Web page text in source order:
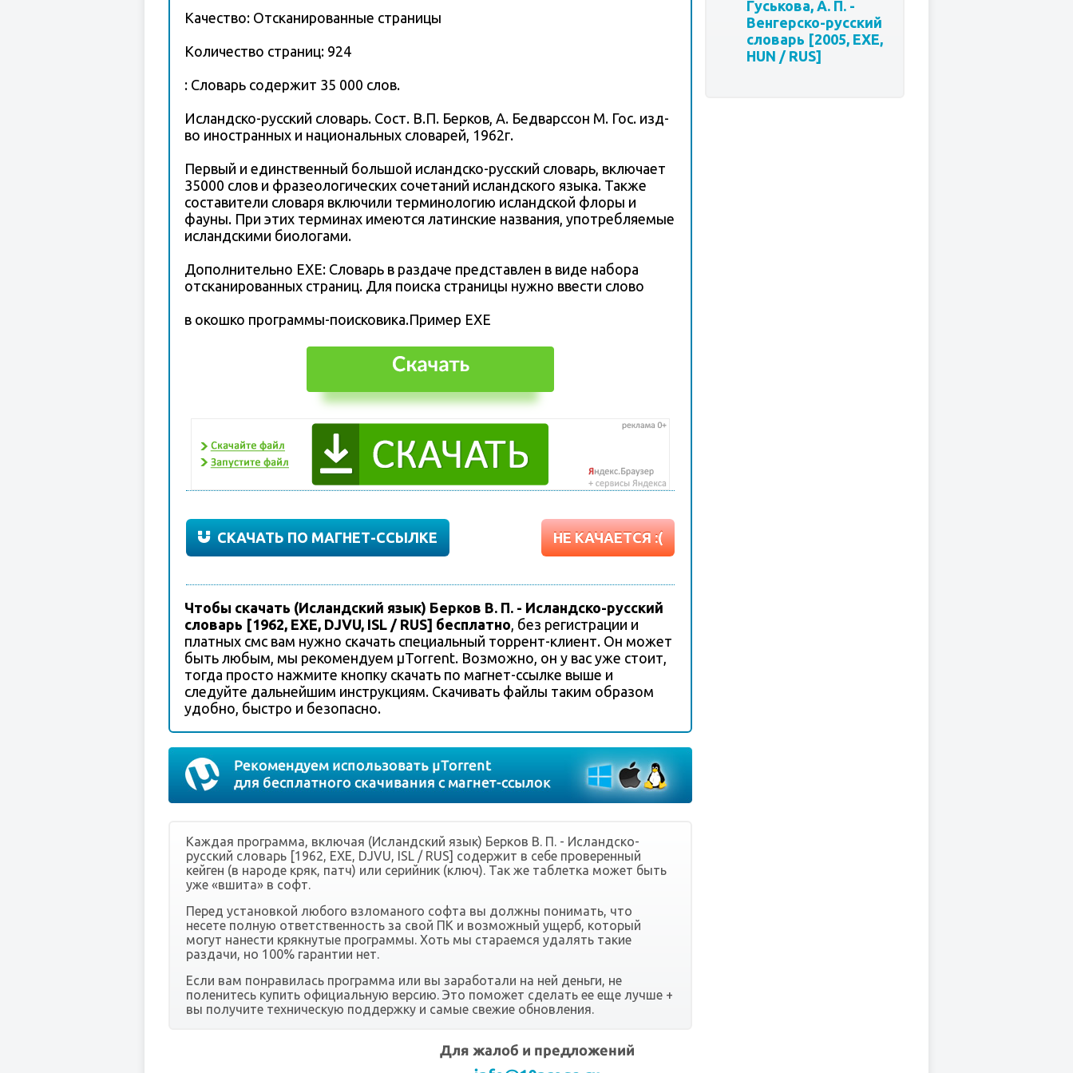
Качество: Отсканированные страницы
Количество страниц: 924
: Словарь содержит 35 000 слов.
Исландско-русский словарь. Сост. В.П. Берков, А. Бедварссон М. Гос. изд-
во иностранных и национальных словарей, 1962г.
Первый и единственный большой исландско-русский словарь, включает
35000 слов и фразеологических сочетаний исландского языка. Также
составители словаря включили терминологию исландской флоры и
фауны. При этих терминах имеются латинские названия, употребляемые
исландскими биологами.
Дополнительно EXE: Словарь в раздаче представлен в виде набора
отсканированных страниц. Для поиска страницы нужно ввести слово
в окошко программы-поисковика.Пример EXE
СКАЧАТЬ ПО МАГНЕТ-ССЫЛКЕ НЕ КАЧАЕТСЯ :(
Чтобы скачать (Исландский язык) Берков В. П. - Исландско-русский
словарь [1962, EXE, DJVU, ISL / RUS] бесплатно, без регистрации и
платных смс вам нужно скачать специальный торрент-клиент. Он может
быть любым, мы рекомендуем µTorrent. Возможно, он у вас уже стоит,
тогда просто нажмите кнопку скачать по магнет-ссылке выше и
следуйте дальнейшим инструкциям. Скачивать файлы таким образом
удобно, быстро и безопасно.
Каждая программа, включая (Исландский язык) Берков В. П. - Исландско-
русский словарь [1962, EXE, DJVU, ISL / RUS] содержит в себе проверенный
кейген (в народе кряк, патч) или серийник (ключ). Так же таблетка может быть
уже «вшита» в софт.
Перед установкой любого взломаного софта вы должны понимать, что
несете полную ответственность за свой ПК и возможный ущерб, который
могут нанести крякнутые программы. Хоть мы стараемся удалять такие
раздачи, но 100% гарантии нет.
Если вам понравилась программа или вы заработали на ней деньги, не
поленитесь купить официальную версию. Это поможет сделать ее еще лучше +
вы получите техническую поддержку и самые свежие обновления.
Гуськова, А. П. -
Венгерско-русский
словарь [2005, ЕХЕ,
HUN / RUS]